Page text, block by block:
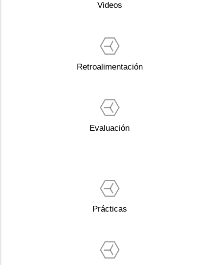
Videos
Retroalimentación
Evaluación
Prácticas